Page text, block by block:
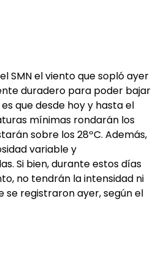
SMN el viento que sopló ayer
duradero para poder bajar
que desde hoy y hasta el
mínimas rondarán los
sobre los 28ºC. Además,
variable y
Si bien, durante estos días
no tendrán la intensidad ni
se registraron ayer, según el